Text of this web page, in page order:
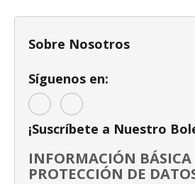
Sobre Nosotros
Síguenos en:
¡Suscríbete a Nuestro
INFORMACIÓN BÁSICA
PROTECCIÓN DE